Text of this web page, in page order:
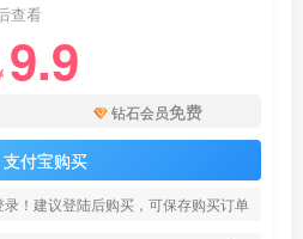
查看
9.9
钻石会员免费
支付宝购买
录！建议登陆后购买，可保存购买订单